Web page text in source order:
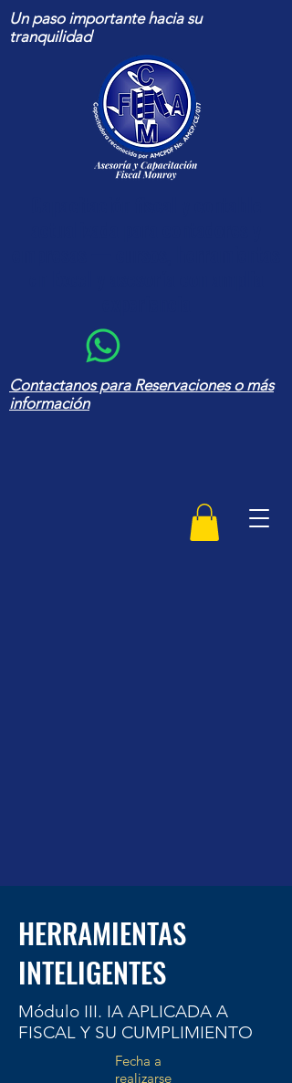
Un paso importante hacia su
tranquilidad
Contactanos para Reservaciones o más
información
HERRAMIENTAS
INTELIGENTES
Módulo III. IA APLICADA A
FISCAL Y SU CUMPLIMIENTO
Fecha a
realizarse